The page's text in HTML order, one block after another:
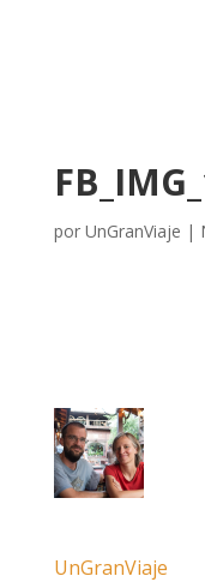
por UnGranViaje |
UnGranViaje